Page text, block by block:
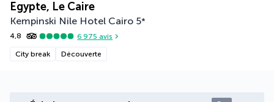
Egypte, Le Caire
Kempinski Nile Hotel Cairo 5*
4,8 6 975 avis
City break Découverte